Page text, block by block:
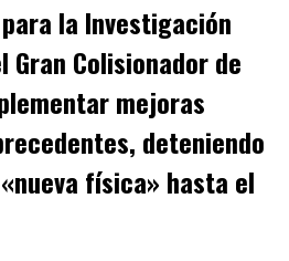
la Investigación
Gran Colisionador de
mejoras
deteniendo
física» hasta el